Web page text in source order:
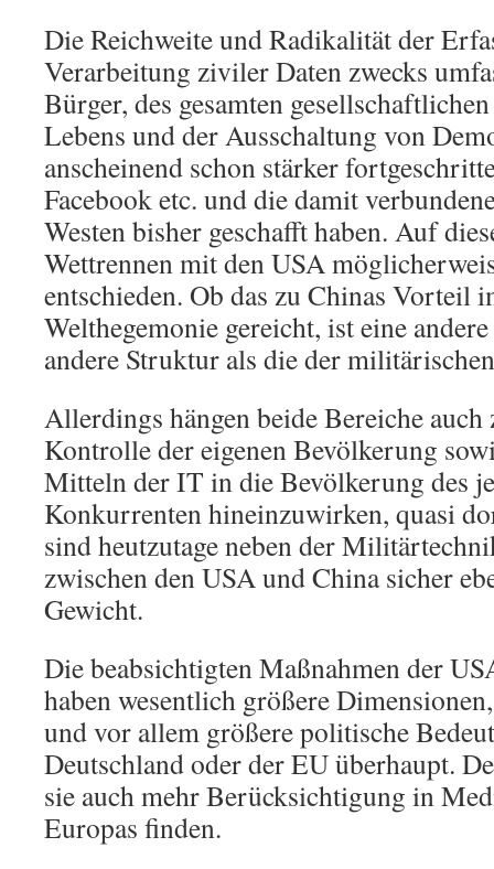
Die Reichweite und Radikalität der
Verarbeitung ziviler Daten zwecks
Bürger, des gesamten
Lebens und der Ausschaltung von
anscheinend schon stärker
Facebook etc. und die damit
Westen bisher geschafft haben. Auf
Wettrennen mit den USA
entschieden. Ob das zu Chinas Vorteil
Welthegemonie gereicht, ist eine
andere Struktur als die der
Allerdings hängen beide Bereiche auch
Kontrolle der eigenen Bevölkerung
Mitteln der IT in die Bevölkerung des
Konkurrenten hineinzuwirken, quasi
sind heutzutage neben der
zwischen den USA und China sicher
Gewicht.
Die beabsichtigten Maßnahmen der
haben wesentlich größere
und vor allem größere politische
Deutschland oder der EU überhaupt.
sie auch mehr Berücksichtigung in
Europas finden.